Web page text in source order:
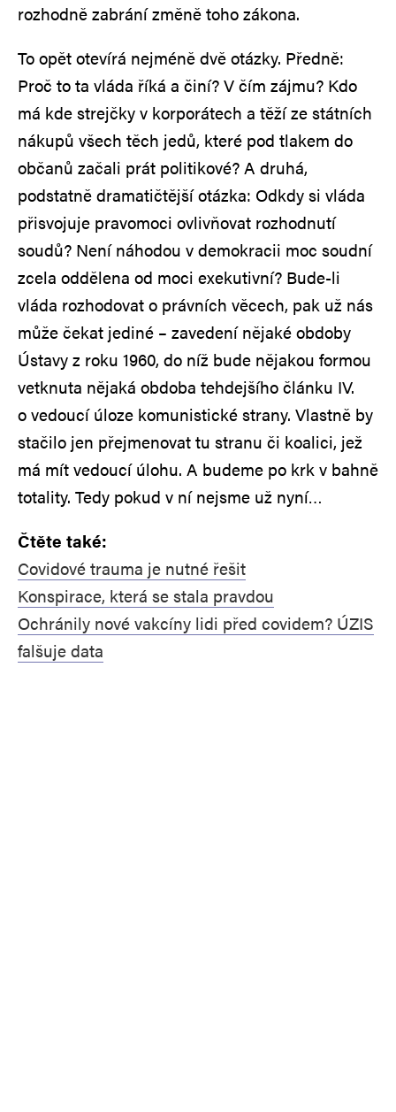
rozhodně zabrání změně toho zákona.
To opět otevírá nejméně dvě otázky. Předně:
Proč to ta vláda říká a činí? V čím zájmu? Kdo
má kde strejčky v korporátech a těží ze státních
nákupů všech těch jedů, které pod tlakem do
občanů začali prát politikové? A druhá,
podstatně dramatičtější otázka: Odkdy si vláda
přisvojuje pravomoci ovlivňovat rozhodnutí
soudů? Není náhodou v demokracii moc soudní
zcela oddělena od moci exekutivní? Bude-li
vláda rozhodovat o právních věcech, pak už nás
může čekat jediné – zavedení nějaké obdoby
Ústavy z roku 1960, do níž bude nějakou formou
vetknuta nějaká obdoba tehdejšího článku IV.
o vedoucí úloze komunistické strany. Vlastně by
stačilo jen přejmenovat tu stranu či koalici, jež
má mít vedoucí úlohu. A budeme po krk v bahně
totality. Tedy pokud v ní nejsme už nyní…
Čtěte také:
Covidové trauma je nutné řešit
Konspirace, která se stala pravdou
Ochránily nové vakcíny lidi před covidem? ÚZIS
falšuje data